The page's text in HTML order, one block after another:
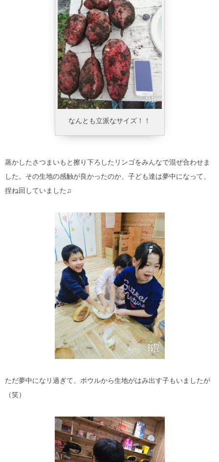
なんとも立派なサイズ！！
蒸かしたさつまいもと擦り下ろしたリンゴをみんなで混ぜ合わせま
した。その生地の感触が良かったのか、子ども達は夢中になって、
捏ね回していました♫
ただ夢中になリ過ぎて、ボウルから生地がはみ出す子もいましたが
（笑）